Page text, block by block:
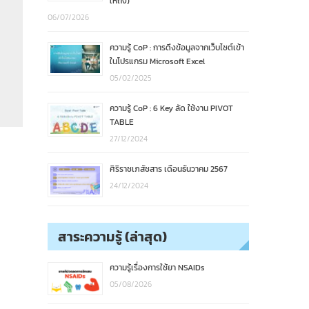
06/07/2026
ความรู้ CoP : การดึงข้อมูลจากเว็บไซต์เข้า
ในโปรแกรม Microsoft Excel
05/02/2025
ความรู้ CoP : 6 Key ลัด ใช้งาน PIVOT
TABLE
27/12/2024
ศิริราชเภสัชสาร เดือนธันวาคม 2567
24/12/2024
สาระความรู้ (ล่าสุด)
ความรู้เรื่องการใช้ยา NSAIDs
05/08/2026